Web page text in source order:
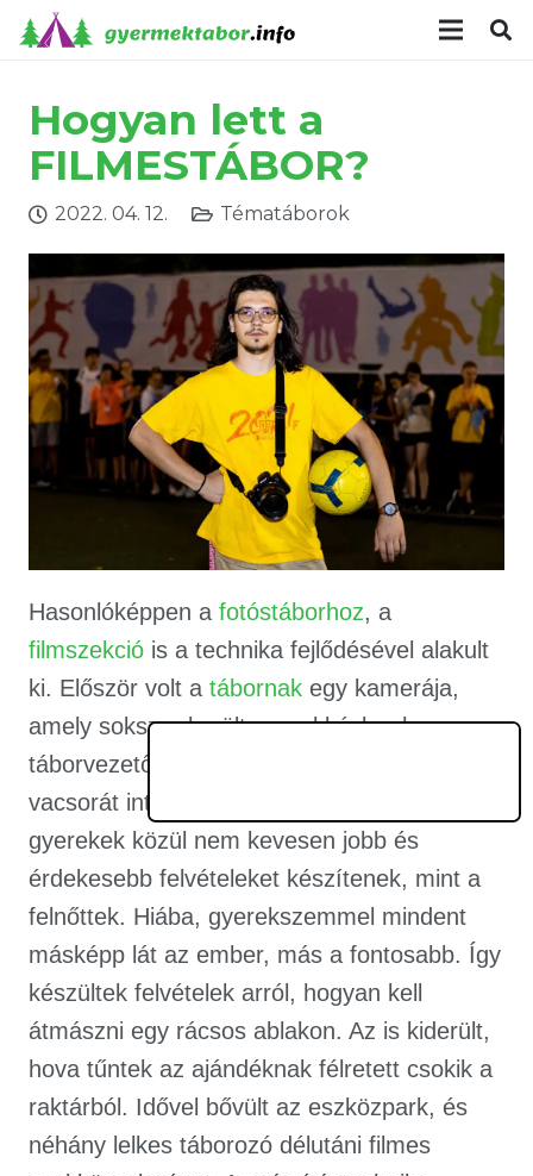
Hogyan lett a
FILMESTÁBOR?
2022. 04. 12. Tématáborok
Hasonlóképpen a fotóstáborhoz, a
filmszekció is a technika fejlődésével alakult
ki. Először volt a tábornak egy kamerája,
amely sokszor került gyerekkézbe, ha a
táborvezetőnek éppen el kellett rohannia a
vacsorát intézni. Aztán feltűnt, hogy bizony a
gyerekek közül nem kevesen jobb és
érdekesebb felvételeket készítenek, mint a
felnőttek. Hiába, gyerekszemmel mindent
másképp lát az ember, más a fontosabb. Így
készültek felvételek arról, hogyan kell
átmászni egy rácsos ablakon. Az is kiderült,
hova tűntek az ajándéknak félretett csokik a
raktárból. Idővel bővült az eszközpark, és
néhány lelkes táborozó délutáni filmes